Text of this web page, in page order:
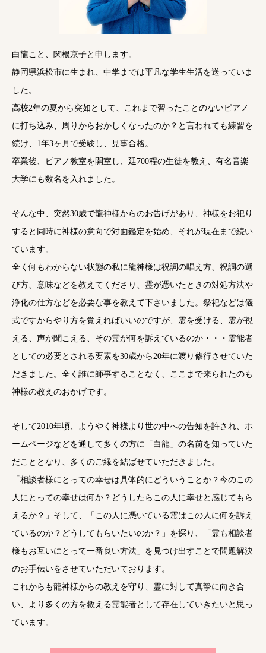
白龍こと、関根京子と申します。
静岡県浜松市に生まれ、中学までは平凡な学生生活を送っていま
した。
高校2年の夏から突如として、これまで習ったことのないピアノ
に打ち込み、周りからおかしくなったのか？と言われても練習を
続け、1年3ヶ月で受験し、見事合格。
卒業後、ピアノ教室を開室し、延700程の生徒を教え、有名音楽
大学にも数名を入れました。
そんな中、突然30歳で龍神様からのお告げがあり、神様をお祀り
すると同時に神様の意向で対面鑑定を始め、それが現在まで続い
ています。
全く何もわからない状態の私に龍神様は祝詞の唱え方、祝詞の選
び方、意味などを教えてくださり、霊が憑いたときの対処方法や
浄化の仕方などを必要な事を教えて下さいました。祭祀などは儀
式ですからやり方を覚えればいいのですが、霊を受ける、霊が視
える、声が聞こえる、その霊が何を訴えているのか・・・霊能者
としての必要とされる要素を30歳から20年に渡り修行させていた
だきました。全く誰に師事することなく、ここまで来られたのも
神様の教えのおかげです。
そして2010年頃、ようやく神様より世の中への告知を許され、ホ
ームページなどを通して多くの方に「白龍」の名前を知っていた
だこととなり、多くのご縁を結ばせていただきました。
「相談者様にとっての幸せは具体的にどういうことか？今のこの
人にとっての幸せは何か？どうしたらこの人に幸せと感じてもら
えるか？」そして、「この人に憑いている霊はこの人に何を訴え
ているのか？どうしてもらいたいのか？」を探り、「霊も相談者
様もお互いにとって一番良い方法」を見つけ出すことで問題解決
のお手伝いをさせていただいております。
これからも龍神様からの教えを守り、霊に対して真摯に向き合
い、より多くの方を救える霊能者として存在していきたいと思っ
ています。